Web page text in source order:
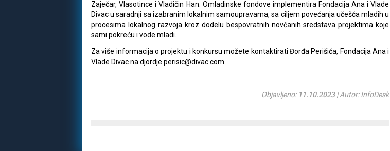
Zaječar, Vlasotince i Vladičin Han. Omladinske fondove implementira Fondacija Ana i Vlade
Divac u saradnji sa izabranim lokalnim samoupravama, sa ciljem povećanja učešća mladih u
procesima lokalnog razvoja kroz dodelu bespovratnih novčanih sredstava projektima koje
sami pokreću i vode mladi.
Za više informacija o projektu i konkursu možete kontaktirati Đorđa Perišića, Fondacija Ana i
Vlade Divac na djordje.perisic@divac.com.
Objavljeno: 11.10.2023| Autor: InfoDesk